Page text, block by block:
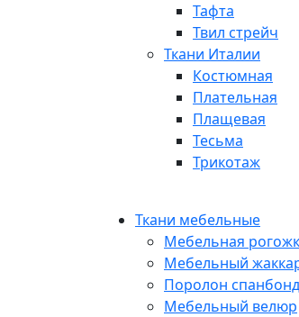
Тафта
Твил стрейч
Ткани Италии
Костюмная
Плательная
Плащевая
Тесьма
Трикотаж
Ткани мебельные
Мебельная
Мебельный
Поролон спанбонд
Мебельный велюр